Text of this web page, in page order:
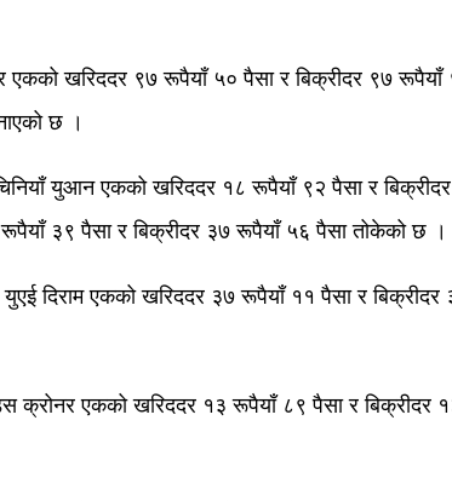
खरिददर ९७ रूपैयाँ ५० पैसा र बिक्रीदर ९७
छ ।
युआन एकको खरिददर १८ रूपैयाँ ९२ पैसा र
३९ पैसा र बिक्रीदर ३७ रूपैयाँ ५६ पैसा तोकेको छ ।
दिराम एकको खरिददर ३७ रूपैयाँ ११ पैसा र
क्रोनर एकको खरिददर १३ रूपैयाँ ८९ पैसा र बिक्रीदर